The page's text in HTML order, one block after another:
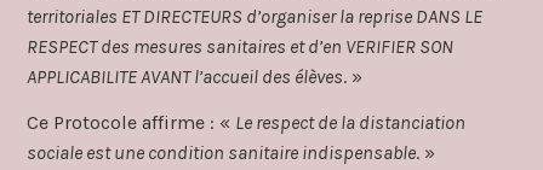
territoriales ET DIRECTEURS d’organiser la reprise DANS LE
RESPECT des mesures sanitaires et d’en VERIFIER SON
APPLICABILITE AVANT l’accueil des élèves. »
Ce Protocole affirme : « Le respect de la distanciation
sociale est une condition sanitaire indispensable. »